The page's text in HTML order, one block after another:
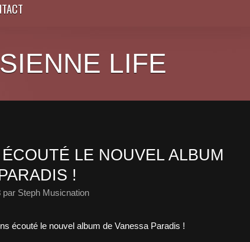
LIFE
LE NOUVEL ALBUM
!
par Steph Musicnation